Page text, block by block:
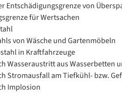
Entschädigungsgrenze von
für Wertsachen
von Wäsche und Gartenmöbeln
in Kraftfahrzeuge
Wasseraustritt aus Wasserbetten
Stromausfall am Tiefkühl- bzw.
Implosion